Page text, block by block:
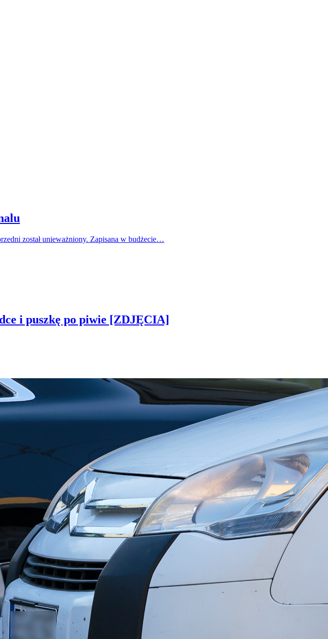
został unieważniony. Zapisana w budżecie…
i puszkę po piwie [ZDJĘCIA]